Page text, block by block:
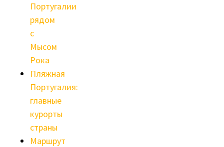
Португалии
рядом
с
Мысом
Рока
Пляжная
Португалия:
главные
курорты
страны
Маршрут